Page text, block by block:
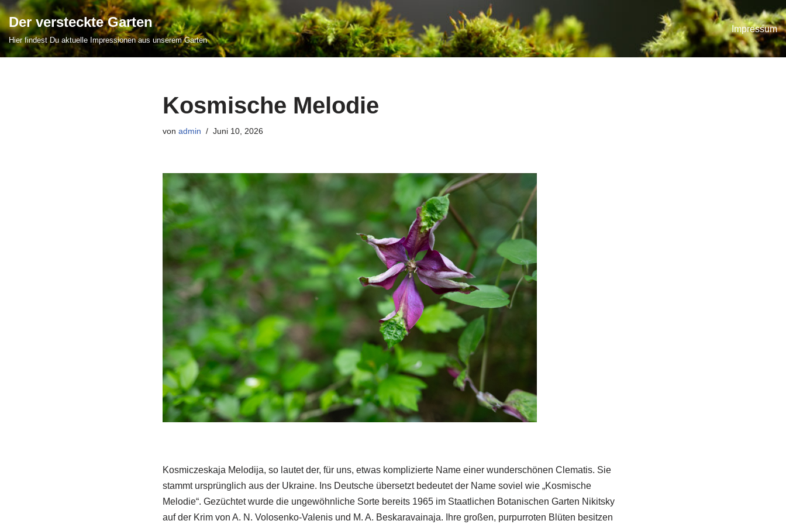
Zum
Inhalt
Der versteckte Garten
Hier findest Du aktuelle Impressionen aus unserem Garten
Impressum
Kosmische Melodie
von admin Juni 10, 2026
Kosmiczeskaja Melodija, so lautet der, für uns, etwas komplizierte Name einer wunderschönen Clematis. Sie
stammt ursprünglich aus der Ukraine. Ins Deutsche übersetzt bedeutet der Name soviel wie „Kosmische
Melodie“. Gezüchtet wurde die ungewöhnliche Sorte bereits 1965 im Staatlichen Botanischen Garten Nikitsky
auf der Krim von A. N. Volosenko-Valenis und M. A. Beskaravainaja. Ihre großen, purpurroten Blüten besitzen